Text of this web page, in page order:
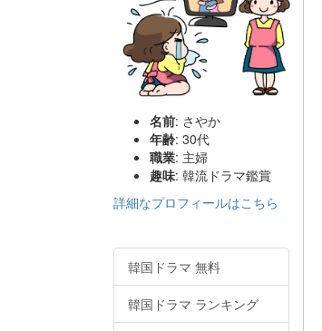
名前: さやか
年齢: 30代
職業: 主婦
趣味: 韓流ドラマ鑑賞
詳細なプロフィールはこちら
韓国ドラマ 無料
韓国ドラマ ランキング